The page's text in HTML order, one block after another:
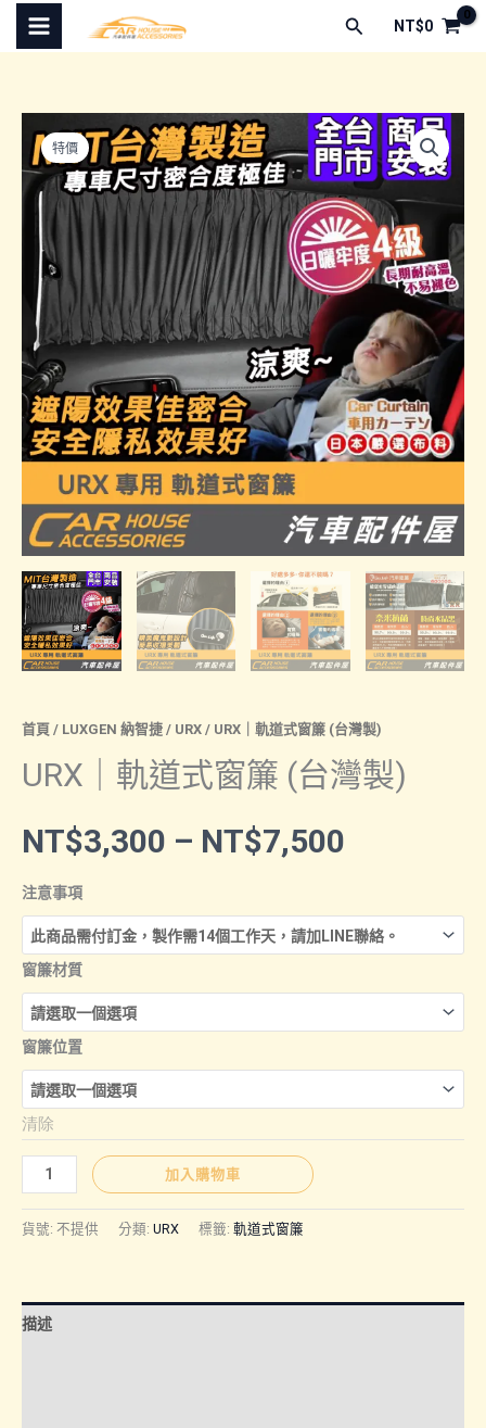
搜
尋
NT$0
特價
首頁 / LUXGEN 納智捷 / URX / URX｜軌道式窗簾 (台灣製)
URX｜軌道式窗簾 (台灣製)
NT$3,300 – NT$7,500
範
到
注意事項
窗簾材質
窗簾位置
清除
URX
｜
軌
窗
簾
加入購物車
貨號: 不提供 分類: URX 標籤: 軌道式窗簾
描述